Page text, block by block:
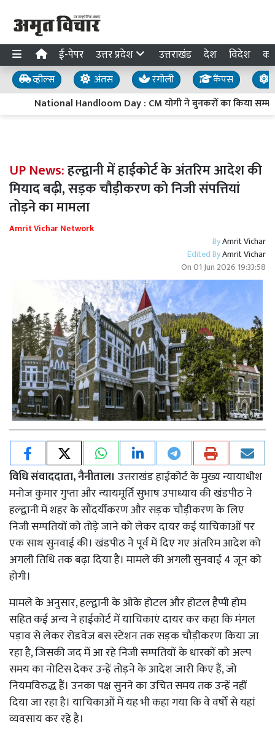
ई-पेपर उत्तर प्रदेश उत्तराखंड देश विदेश
व्हील्स अंतस रंगोली कैंपस
National Handloom Day : CM योगी ने बुनकरों का किया
UP News:हल्द्वानी में हाईकोर्ट के अंतरिम आदेश की
मियाद बढ़ी, सड़क चौड़ीकरण को निजी संपत्तियां
तोड़ने का मामला
Amrit Vichar Network
ByAmrit Vichar
Edited ByAmrit Vichar
On01 Jun 2026 19:33:58
विधि संवाददाता, नैनीताल। उत्तराखंड हाईकोर्ट के मुख्य न्यायाधीश
मनोज कुमार गुप्ता और न्यायमूर्ति सुभाष उपाध्याय की खंडपीठ ने
हल्द्वानी में शहर के सौंदर्यीकरण और सड़क चौड़ीकरण के लिए
निजी सम्पतियों को तोड़े जाने को लेकर दायर कई याचिकाओं पर
एक साथ सुनवाई की। खंडपीठ ने पूर्व में दिए गए अंतरिम आदेश को
अगली तिथि तक बढ़ा दिया है। मामले की अगली सुनवाई 4 जून को
होगी।
मामले के अनुसार, हल्द्वानी के ओके होटल और होटल हैप्पी होम
सहित कई अन्य ने हाईकोर्ट में याचिकाएं दायर कर कहा कि मंगल
पड़ाव से लेकर रोडवेज बस स्टेशन तक सड़क चौड़ीकरण किया जा
रहा है, जिसकी जद में आ रहे निजी सम्पतियों के धारकों को अल्प
समय का नोटिस देकर उन्हें तोड़ने के आदेश जारी किए हैं, जो
नियमविरुद्ध हैं। उनका पक्ष सुनने का उचित समय तक उन्हें नहीं
दिया जा रहा है। याचिकाओं में यह भी कहा गया कि वे वर्षों से यहां
व्यवसाय कर रहे है।